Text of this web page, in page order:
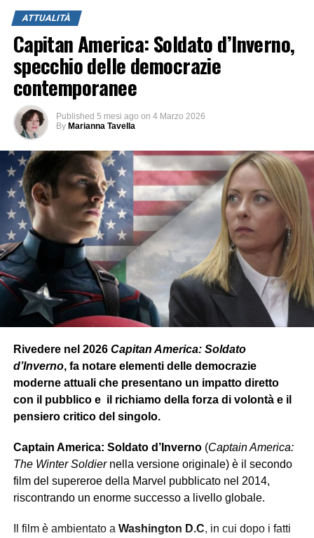
ATTUALITÀ
Capitan America: Soldato d’Inverno,
specchio delle democrazie
contemporanee
Published 5 mesi ago on 4 Marzo 2026
By Marianna Tavella
Rivedere nel 2026 Capitan America: Soldato
d’Inverno, fa notare elementi delle democrazie
moderne attuali che presentano un impatto diretto
con il pubblico e il richiamo della forza di volontà e il
pensiero critico del singolo.
Captain America: Soldato d’Inverno(Captain America:
The Winter Soldiernella versione originale) è il secondo
film del supereroe della Marvel pubblicato nel 2014,
riscontrando un enorme successo a livello globale.
Il film è ambientato a Washington D.C, in cui dopo i fatti